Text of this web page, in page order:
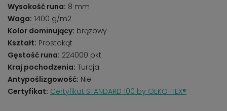
Wysokość runa: 8 mm
Waga: 1400 g/m2
Kolor dominujący: brązowy
Kształt: Prostokąt
Gęstość runa: 224000 pkt
Kraj pochodzenia: Turcja
Antypoślizgowość: Nie
Certyfikat: Certyfikat STANDARD 100 by OEKO-TEX®